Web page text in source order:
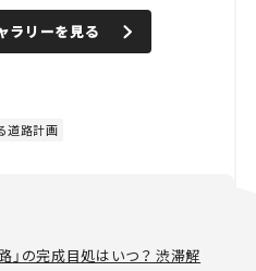
ラリーを見る
道路計画
」の完成目処はいつ？ 渋滞解